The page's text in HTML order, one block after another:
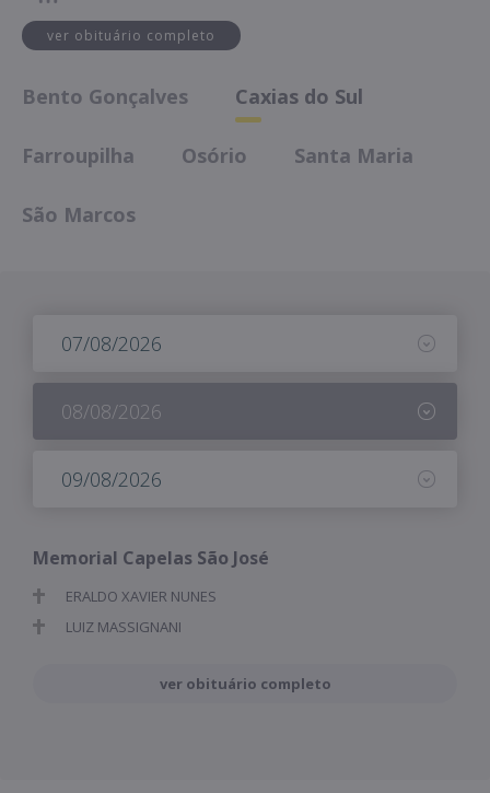
ver obituário completo
Bento Gonçalves Caxias do Sul
Farroupilha Osório Santa Maria
São Marcos
07/08/2026
08/08/2026
09/08/2026
Memorial Capelas São José
ERALDO XAVIER NUNES
LUIZ MASSIGNANI
ver obituário completo